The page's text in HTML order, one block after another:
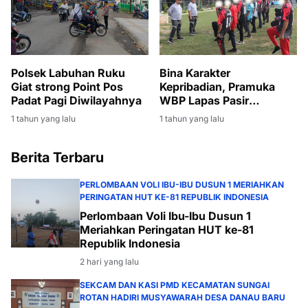
Polsek Labuhan Ruku
Giat strong Point Pos
Padat Pagi Diwilayahnya
1 tahun yang lalu
Bina Karakter
Kepribadian, Pramuka
WBP Lapas Pasir
Pangarayan Dilatih PBB
1 tahun yang lalu
Berita Terbaru
PERLOMBAAN VOLI IBU-IBU DUSUN 1 MERIAHKAN
PERINGATAN HUT KE-81 REPUBLIK INDONESIA
Perlombaan Voli Ibu-Ibu Dusun 1
Meriahkan Peringatan HUT ke-81
Republik Indonesia
2 hari yang lalu
SEKCAM DAN KASI PMD KECAMATAN SUNGAI
ROTAN HADIRI MUSYAWARAH DESA DANAU BARU